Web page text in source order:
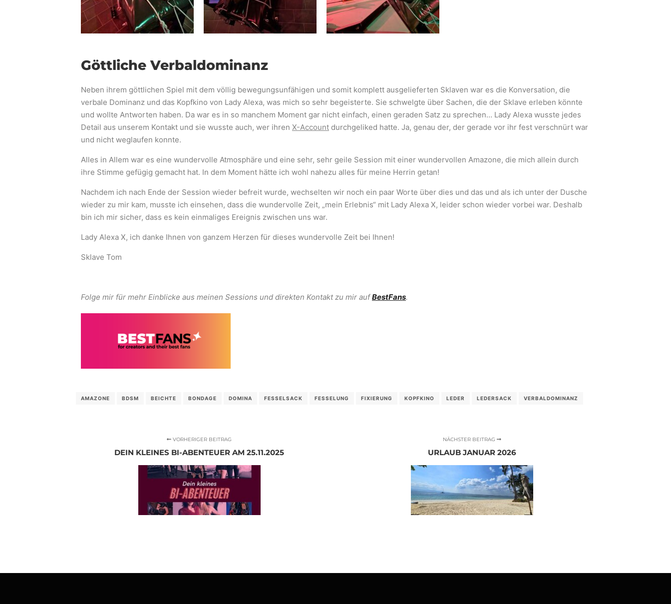
Göttliche Verbaldominanz
Neben ihrem göttlichen Spiel mit dem völlig bewegungsunfähigen und somit komplett ausgelieferten Sklaven war es die Konversation, die
verbale Dominanz und das Kopfkino von Lady Alexa, was mich so sehr begeisterte. Sie schwelgte über Sachen, die der Sklave erleben könnte
und wollte Antworten haben. Da war es in so manchem Moment gar nicht einfach, einen geraden Satz zu sprechen… Lady Alexa wusste jedes
Detail aus unserem Kontakt und sie wusste auch, wer ihren X-Account durchgeliked hatte. Ja, genau der, der gerade vor ihr fest verschnürt war
und nicht weglaufen konnte.
Alles in Allem war es eine wundervolle Atmosphäre und eine sehr, sehr geile Session mit einer wundervollen Amazone, die mich allein durch
ihre Stimme gefügig gemacht hat. In dem Moment hätte ich wohl nahezu alles für meine Herrin getan!
Nachdem ich nach Ende der Session wieder befreit wurde, wechselten wir noch ein paar Worte über dies und das und als ich unter der Dusche
wieder zu mir kam, musste ich einsehen, dass die wundervolle Zeit, „mein Erlebnis“ mit Lady Alexa X, leider schon wieder vorbei war. Deshalb
bin ich mir sicher, dass es kein einmaliges Ereignis zwischen uns war.
Lady Alexa X, ich danke Ihnen von ganzem Herzen für dieses wundervolle Zeit bei Ihnen!
Sklave Tom
Folge mir für mehr Einblicke aus meinen Sessions und direkten Kontakt zu mir aufBestFans.
AMAZONE BDSM BEICHTE BONDAGE DOMINA FESSELSACK FESSELUNG FIXIERUNG KOPFKINO LEDER LEDERSACK VERBALDOMINANZ
VORHERIGER BEITRAG
DEIN KLEINES BI-ABENTEUER AM 25.11.2025
NÄCHSTER BEITRAG
URLAUB JANUAR 2026